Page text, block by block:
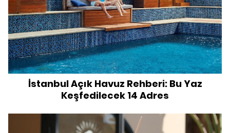
İstanbul Açık Havuz Rehberi: Bu Yaz
Keşfedilecek 14 Adres